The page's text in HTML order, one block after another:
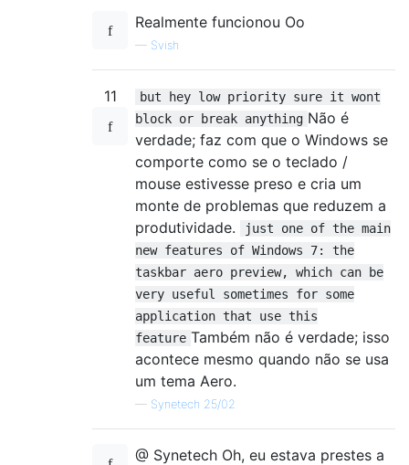
Realmente funcionou Oo
— Svish
11
but hey low priority sure it wont
block or break anything Não é
verdade; faz com que o Windows se
comporte como se o teclado /
mouse estivesse preso e cria um
monte de problemas que reduzem a
produtividade.
just one of the main
new features of Windows 7: the
taskbar aero preview, which can be
very useful sometimes for some
application that use this
feature Também não é verdade; isso
acontece mesmo quando não se usa
um tema Aero.
— Synetech 25/02
@ Synetech Oh, eu estava prestes a